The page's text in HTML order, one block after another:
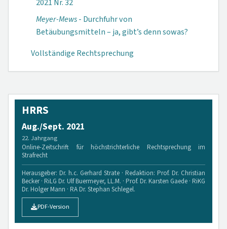
2021 Nr. 32
Meyer-Mews- Durchfuhr von
Betäubungsmitteln – ja, gibt’s denn sowas?
Vollständige Rechtsprechung
HRRS
Aug./Sept. 2021
22. Jahrgang
Online-Zeitschrift für höchstrichterliche Rechtsprechung im
Strafrecht
Herausgeber: Dr. h.c. Gerhard Strate · Redaktion: Prof. Dr. Christian
Becker · RiLG Dr. Ulf Buermeyer, LL.M. · Prof. Dr. Karsten Gaede · RiKG
Dr. Holger Mann · RA Dr. Stephan Schlegel.
PDF-Version